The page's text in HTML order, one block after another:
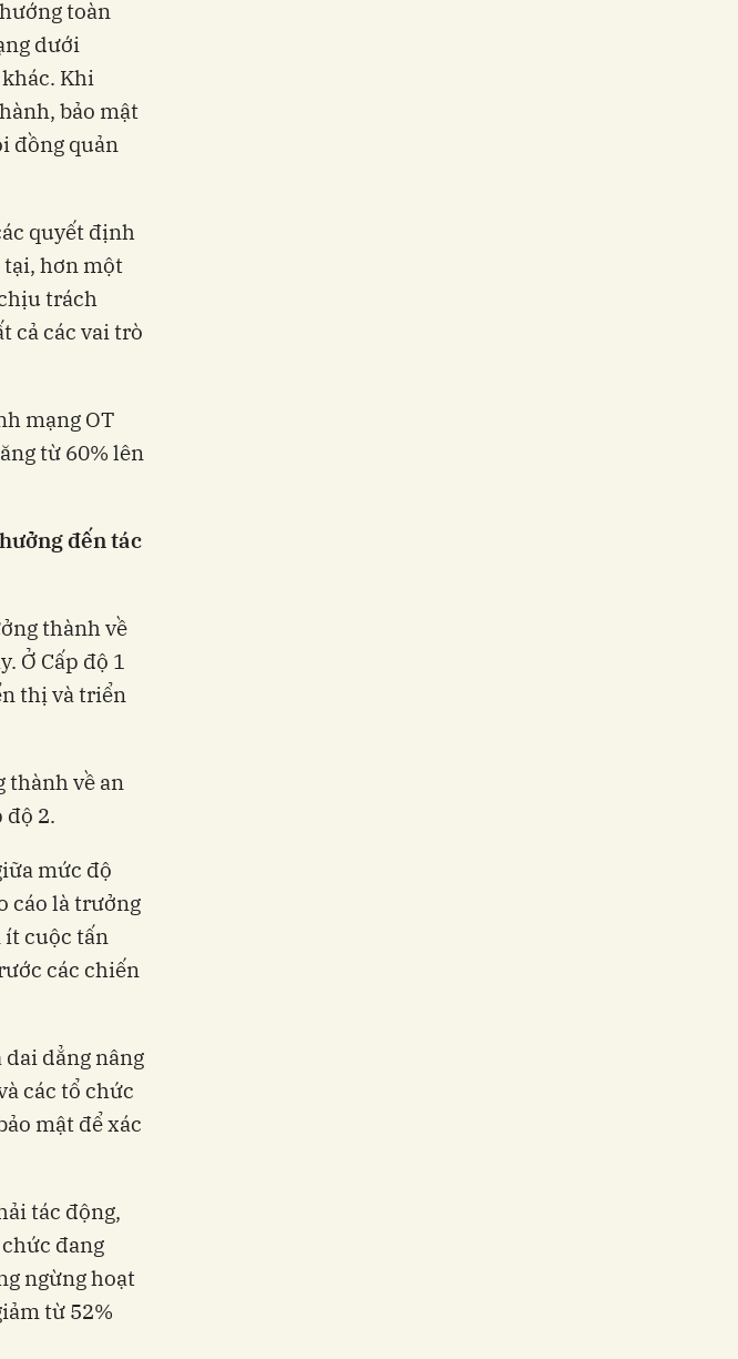
toàn
dưới
Khi
bảo mật
đồng quản
quyết định
tại, hơn một
trách
cả các vai trò
mạng OT
từ 60% lên
đến tác
thành về
Ở Cấp độ 1
thị và triển
thành về an
độ 2.
mức độ
cáo là trưởng
​​ít cuộc tấn
các chiến
dẳng nâng
các tổ chức
mật để xác
tác động,
đang
ngừng hoạt
từ 52%